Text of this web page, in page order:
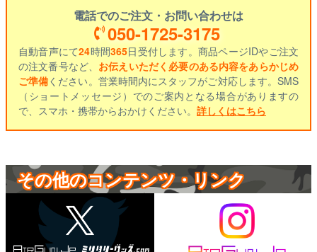
電話でのご注文・お問い合わせは
050-1725-3175
自動音声にて24時間365日受付します。商品ページIDやご注文
の注文番号など、 お伝えいただく必要のある内容をあらかじめ
ご準備ください。営業時間内にスタッフがご対応します。SMS
（ショートメッセージ）でのご案内となる場合がありますの
で、スマホ・携帯からおかけください。 詳しくはこちら
その他のコンテンツ・リンク